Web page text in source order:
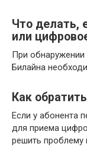
Что делать,
или
При обнаружении
Билайна
Как
Если у абонента
для приема
решить проблему